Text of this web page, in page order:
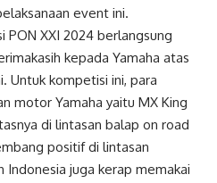
event ini.
PON XXI 2024 berlangsung
kepada Yamaha atas
Untuk kompetisi ini, para
motor Yamaha yaitu MX King
di lintasan balap on road
positif di lintasan
juga kerap memakai